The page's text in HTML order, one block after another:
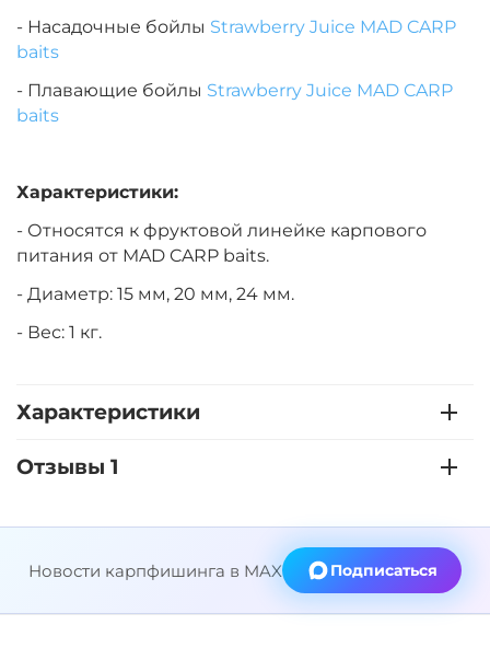
- Насадочные бойлы Strawberry Juice MAD CARP
baits
- Плавающие бойлы Strawberry Juice MAD CARP
baits
Характеристики:
- Относятся к фруктовой линейке карпового
питания от MAD CARP baits.
- Диаметр: 15 мм, 20 мм, 24 мм.
- Вес: 1 кг.
Характеристики
Отзывы 1
Новости карпфишинга в MAX Подписаться